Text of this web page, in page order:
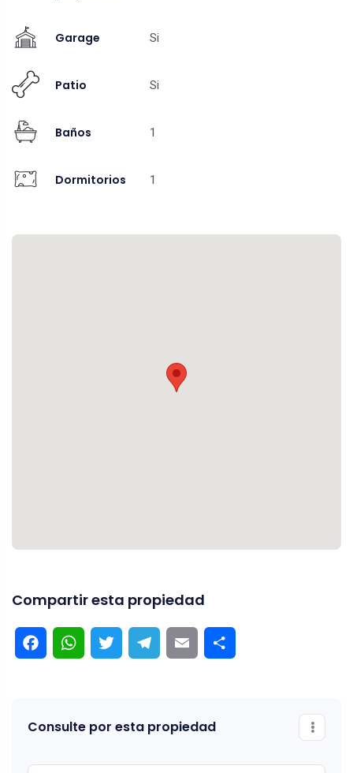
Garage Si
Patio Si
Baños 1
Dormitorios 1
Compartir esta propiedad
FacebookWhatsAppTwitter TelegramEmail
Consulte por esta propiedad